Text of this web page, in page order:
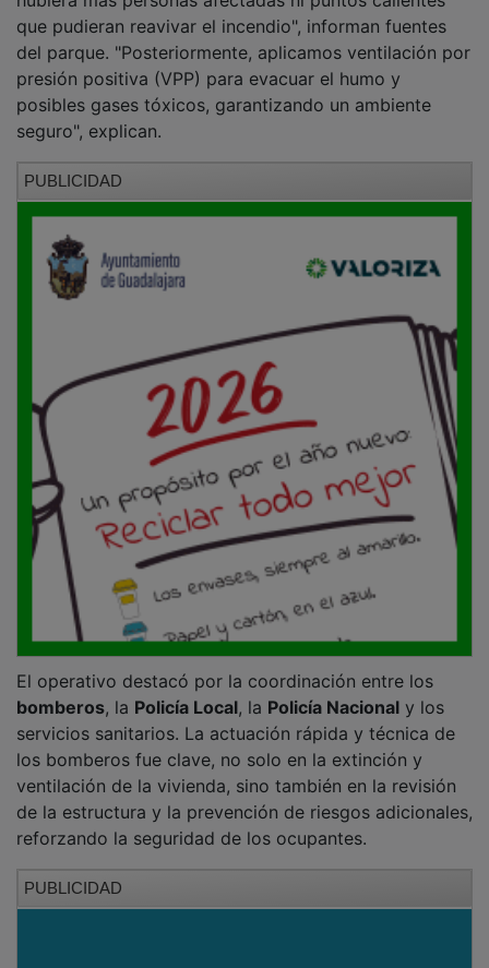
que pudieran reavivar el incendio", informan fuentes
del parque. "Posteriormente, aplicamos ventilación por
presión positiva (VPP) para evacuar el humo y
posibles gases tóxicos, garantizando un ambiente
seguro", explican.
PUBLICIDAD
El operativo destacó por la coordinación entre los
bomberos, la Policía Local, la Policía Nacional y los
servicios sanitarios. La actuación rápida y técnica de
los bomberos fue clave, no solo en la extinción y
ventilación de la vivienda, sino también en la revisión
de la estructura y la prevención de riesgos adicionales,
reforzando la seguridad de los ocupantes.
PUBLICIDAD